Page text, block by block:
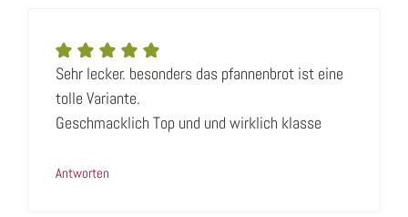
Sehr lecker. besonders das pfannenbrot ist eine
tolle Variante.
Geschmacklich Top und und wirklich klasse
Antworten